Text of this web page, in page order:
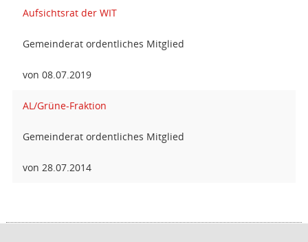
Aufsichtsrat der WIT
Gemeinderat ordentliches Mitglied
von 08.07.2019
AL/Grüne-Fraktion
Gemeinderat ordentliches Mitglied
von 28.07.2014